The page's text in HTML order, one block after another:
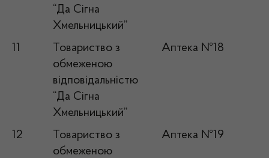
“Да Сігна
Хмельницький”
11
Товариство з
обмеженою
відповідальністю
“Да Сігна
Хмельницький”
Аптека №18
12
Товариство з
обмеженою
Аптека №19